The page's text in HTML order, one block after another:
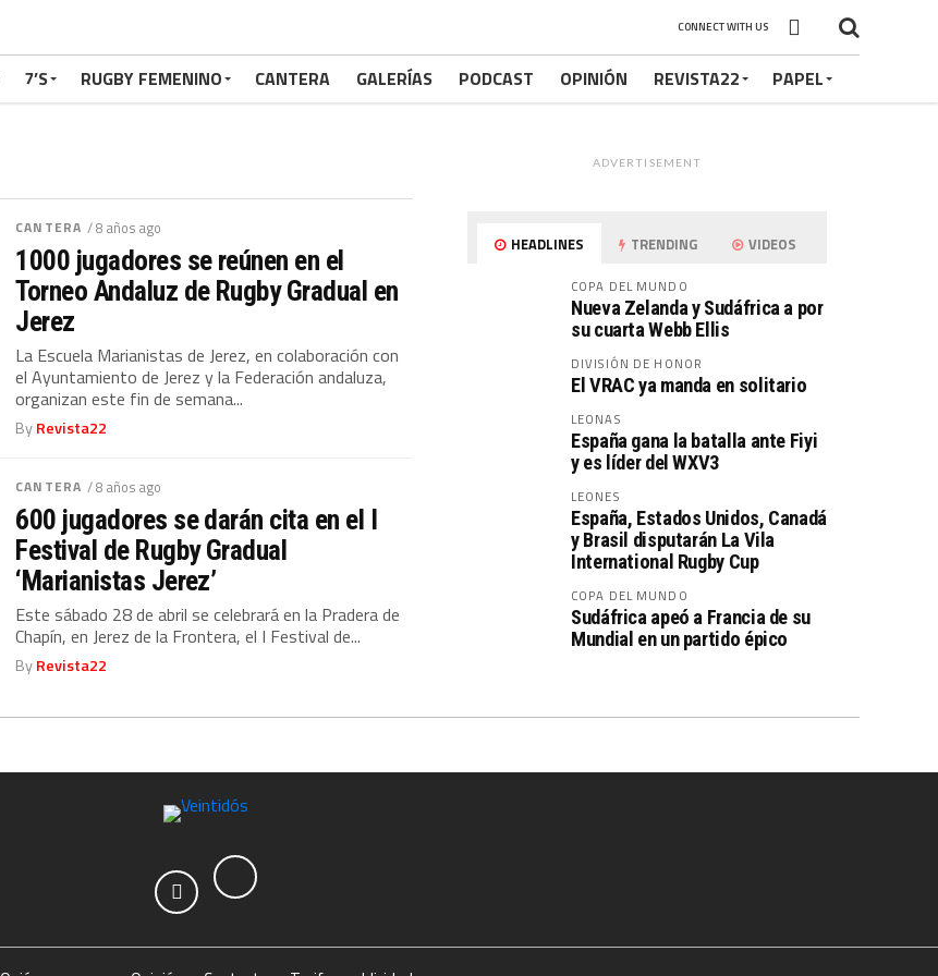
CONNECT WITH US
7’S RUGBY FEMENINO CANTERA GALERÍAS PODCAST OPINIÓN REVISTA22 PAPEL
CANTERA / 8 años ago
1000 jugadores se reúnen en el
Torneo Andaluz de Rugby Gradual en
Jerez
La Escuela Marianistas de Jerez, en colaboración con
el Ayuntamiento de Jerez y la Federación andaluza,
organizan este fin de semana...
ByRevista22
CANTERA / 8 años ago
600 jugadores se darán cita en el I
Festival de Rugby Gradual
‘Marianistas Jerez’
Este sábado 28 de abril se celebrará en la Pradera de
Chapín, en Jerez de la Frontera, el I Festival de...
ByRevista22
ADVERTISEMENT
HEADLINES TRENDING VIDEOS
COPA DEL MUNDO
Nueva Zelanda y Sudáfrica a por
su cuarta Webb Ellis
DIVISIÓN DE HONOR
El VRAC ya manda en solitario
LEONAS
España gana la batalla ante Fiyi
y es líder del WXV3
LEONES
España, Estados Unidos, Canadá
y Brasil disputarán La Vila
International Rugby Cup
COPA DEL MUNDO
Sudáfrica apeó a Francia de su
Mundial en un partido épico